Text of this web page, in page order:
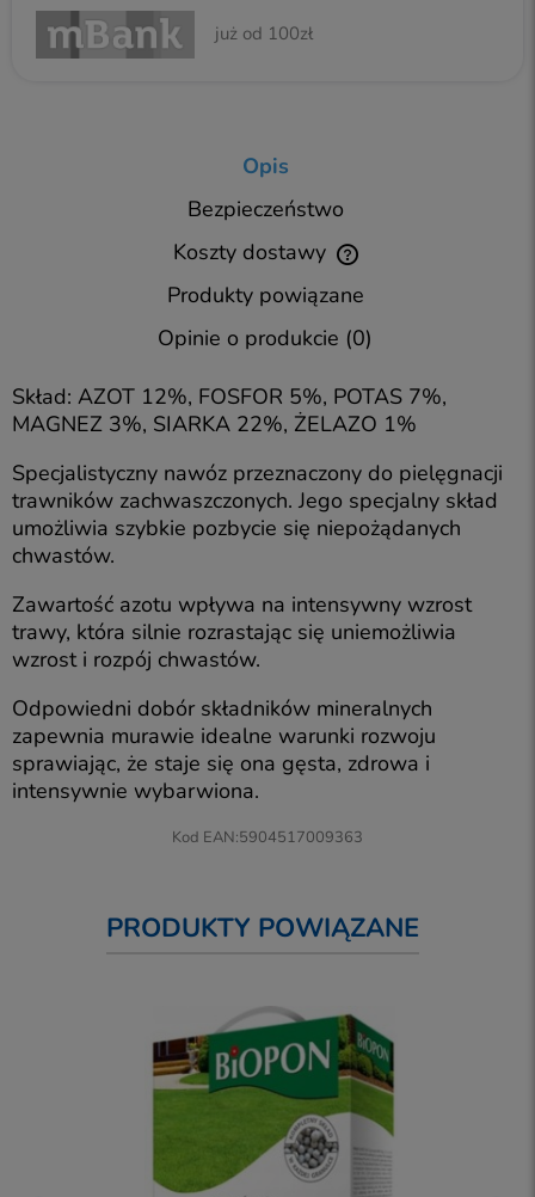
już od 100zł
Opis
Bezpieczeństwo
Koszty dostawy
Cena nie zawiera ewentualnych kosztów płatności
Produkty powiązane
Opinie o produkcie (0)
Skład: AZOT 12%, FOSFOR 5%, POTAS 7%,
MAGNEZ 3%, SIARKA 22%, ŻELAZO 1%
Specjalistyczny nawóz przeznaczony do pielęgnacji
trawników zachwaszczonych. Jego specjalny skład
umożliwia szybkie pozbycie się niepożądanych
chwastów.
Zawartość azotu wpływa na intensywny wzrost
trawy, która silnie rozrastając się uniemożliwia
wzrost i rozpój chwastów.
Odpowiedni dobór składników mineralnych
zapewnia murawie idealne warunki rozwoju
sprawiając, że staje się ona gęsta, zdrowa i
intensywnie wybarwiona.
Kod EAN:5904517009363
PRODUKTY POWIĄZANE